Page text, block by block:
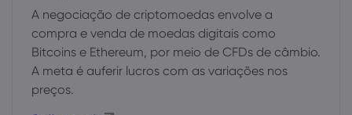
A negociação de criptomoedas envolve a
compra e venda de moedas digitais como
Bitcoins e Ethereum, por meio de CFDs de câmbio.
A meta é auferir lucros com as variações nos
preços.